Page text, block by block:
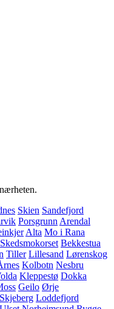
Skien Sandefjord
Porsgrunn Arendal
Alta Mo i Rana
Skedsmokorset Bekkestua
Tiller Lillesand Lørenskog
Kolbotn Nesbru
Kleppestø Dokka
Geilo Ørje
Skjeberg Loddefjord